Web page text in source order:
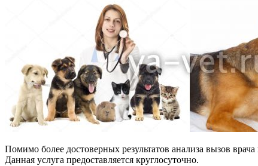
Помимо более достоверных результатов анализа вызов
Данная услуга предоставляется круглосуточно.